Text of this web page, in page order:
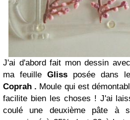
J'ai d'abord fait mon dessin
ma feuille Gliss posée dans
Coprah . Moule qui est
facilite bien les choses ! J'ai
coulé une deuxième pâte à